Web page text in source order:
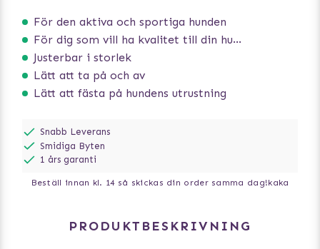
För den aktiva och sportiga hunden
För dig som vill ha kvalitet till din hund!
Justerbar i storlek
Lätt att ta på och av
Lätt att fästa på hundens utrustning
Snabb Leverans
Smidiga Byten
1 års garanti
Beställ innan kl. 14 så skickas din order samma dag!kaka
PRODUKTBESKRIVNING